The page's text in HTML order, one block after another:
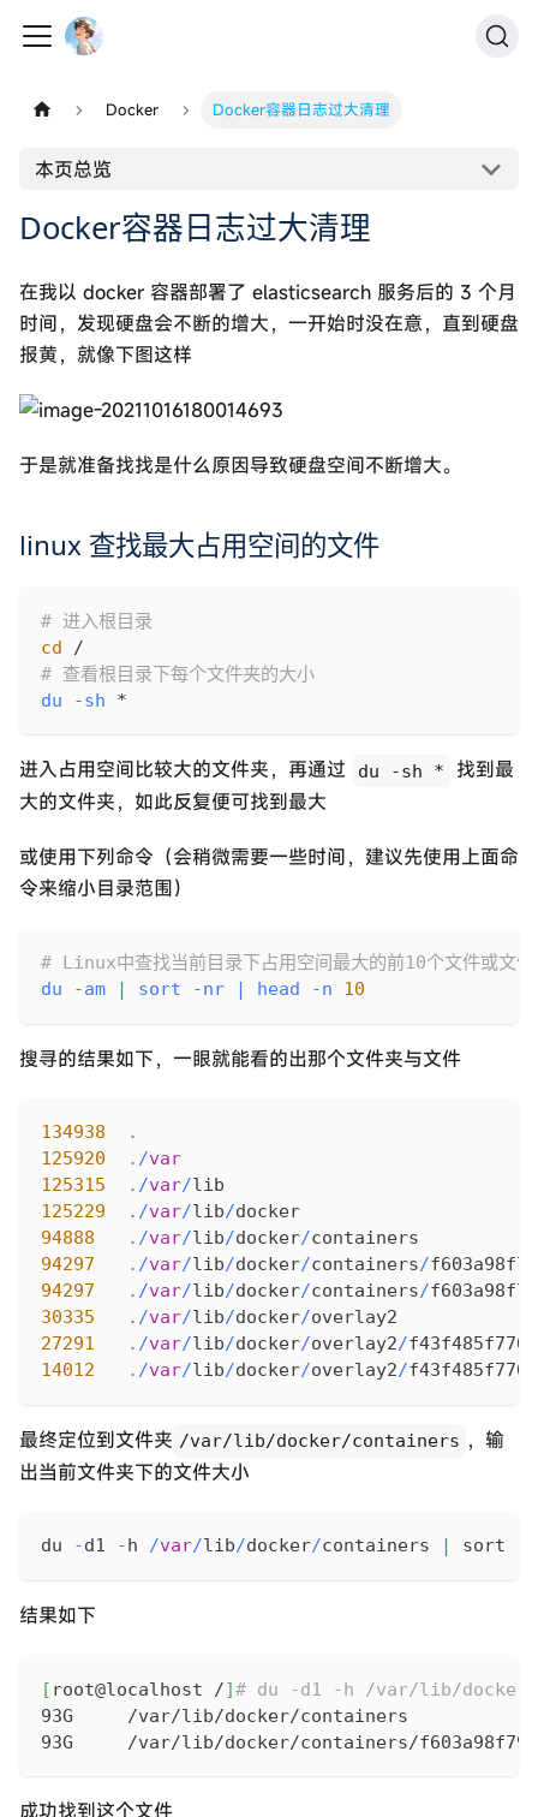
Docker Docker容器日志过大清理
本页总览
Docker容器日志过大清理
在我以 docker 容器部署了 elasticsearch 服务后的 3 个月
时间，发现硬盘会不断的增大，一开始时没在意，直到硬盘
报黄，就像下图这样
于是就准备找找是什么原因导致硬盘空间不断增大。
linux 查找最大占用空间的文件
# 进入根目录
cd /
# 查看根目录下每个文件夹的大小
du
-sh *
进入占用空间比较大的文件夹，再通过 du -sh *
找到最
大的文件夹，如此反复便可找到最大
或使用下列命令（会稍微需要一些时间，建议先使用上面命
令来缩小目录范围）
# Linux中查找当前目录下占用空间最大的前10个文件或文件
du
-am | sort -nr | head -n 10
搜寻的结果如下，一眼就能看的出那个文件夹与文件
134938
.
125920
. /var
125315
. /var/lib
125229
. /var/lib/docker
94888
. /var/lib/docker/containers
94297
. /var/lib/docker/containers/
94297
. /var/lib/docker/containers/
30335
. /var/lib/docker/overlay2
27291
. /var/lib/docker/overlay2/
14012
. /var/lib/docker/overlay2/
最终定位到文件夹 /var/lib/docker/containers ，输
出当前文件夹下的文件大小
du -d1 - h /var/lib/docker/containers sort
结果如下
[ root@localhost /]# du -d1 -h /var/lib/
93G     /var/lib/docker/containers
93G     /var/lib/docker/containers/
成功找到这个文件